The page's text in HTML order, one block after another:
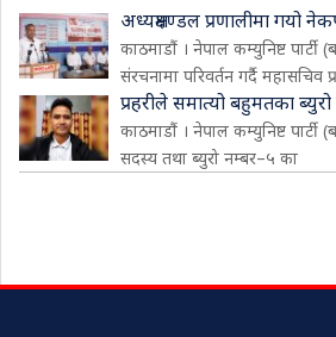
अध्यक्षमण्डल प्रणालीमा गयो
काठमाडौं । नेपाल कम्युनिष्ट
संरचनामा परिवर्तन गर्दै महासचिव
प्रहरीले समात्यो बहुमतका ब्युरो
काठमाडौं । नेपाल कम्युनिष्ट
सदस्य तथा ब्युरो नम्बर–५ का